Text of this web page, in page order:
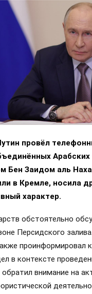
провёл
Арабских
Бен Заидом аль
в Кремле, носила
характер.
обстоятельно
Персидского
проинформировал
в контексте
обратил внимание на